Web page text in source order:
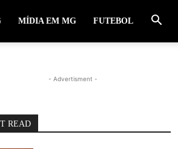
MÍDIA EM MG FUTEBOL
- Advertisment -
READ